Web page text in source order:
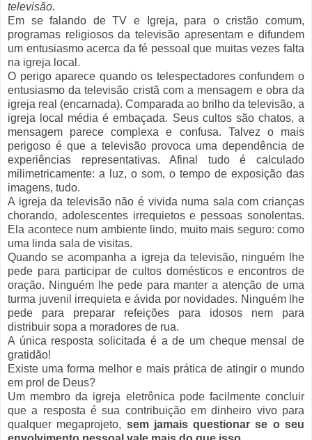
televisão.
Em se falando de TV e Igreja, para o cristão comum,
programas religiosos da televisão apresentam e difundem
um entusiasmo acerca da fé pessoal que muitas vezes falta
na igreja local.
O perigo aparece quando os telespectadores confundem o
entusiasmo da televisão cristã com a mensagem e obra da
igreja real (encarnada). Comparada ao brilho da televisão, a
igreja local média é embaçada. Seus cultos são chatos, a
mensagem parece complexa e confusa. Talvez o mais
perigoso é que a televisão provoca uma dependência de
experiências representativas. Afinal tudo é calculado
milimetricamente: a luz, o som, o tempo de exposição das
imagens, tudo.
A igreja da televisão não é vivida numa sala com crianças
chorando, adolescentes irrequietos e pessoas sonolentas.
Ela acontece num ambiente lindo, muito mais seguro: como
uma linda sala de visitas.
Quando se acompanha a igreja da televisão, ninguém lhe
pede para participar de cultos domésticos e encontros de
oração. Ninguém lhe pede para manter a atenção de uma
turma juvenil irrequieta e ávida por novidades. Ninguém lhe
pede para preparar refeições para idosos nem para
distribuir sopa a moradores de rua.
A única resposta solicitada é a de um cheque mensal de
gratidão!
Existe uma forma melhor e mais prática de atingir o mundo
em prol de Deus?
Um membro da igreja eletrônica pode facilmente concluir
que a resposta é sua contribuição em dinheiro vivo para
qualquer megaprojeto, sem jamais questionar se o seu